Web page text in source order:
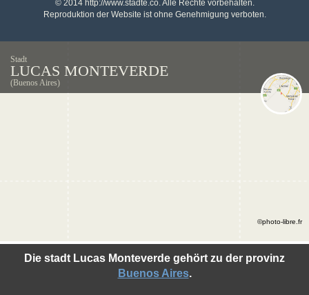
© 2014 http://www.stadte.co. Alle Rechte vorbehalten.
Reproduktion der Website ist ohne Genehmigung verboten.
Stadt
LUCAS MONTEVERDE
(Buenos Aires)
Die stadt Lucas Monteverde gehört zu der provinz
Buenos Aires.
©photo-libre.fr